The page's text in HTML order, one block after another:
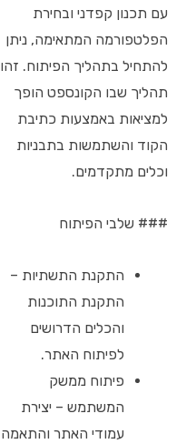
עם תכנון קפדני ובחירת
הפלטפורמה המתאימה, ניתן
להתחיל בתהליך הפיתוח. זהו
תהליך שבו הקונספט הופך
למציאות באמצעות כתיבת
הקוד והשתמשות בתבניות
וכלים מתקדמים.
### שלבי הפיתוח
התקנת התשתיות –
התקנת התוכנות
והכלים הדרושים
לפיתוח האתר.
פיתוח ממשק
המשתמש – יצירת
עמודי האתר והתאמה